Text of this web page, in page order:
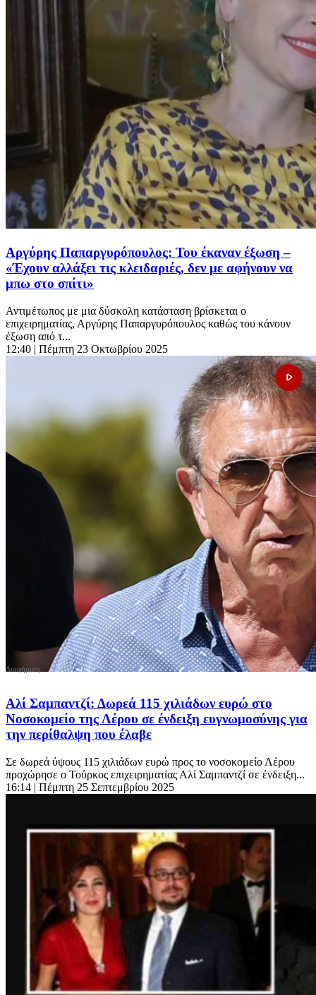
Αργύρης Παπαργυρόπουλος: Του έκαναν έξωση –
«Έχουν αλλάξει τις κλειδαριές, δεν με αφήνουν να
μπω στο σπίτι»
Αντιμέτωπος με μια δύσκολη κατάσταση βρίσκεται ο
επιχειρηματίας, Αργύρης Παπαργυρόπουλος καθώς του κάνουν
έξωση από τ...
12:40 | Πέμπτη 23 Οκτωβρίου 2025
Αλί Σαμπαντζί: Δωρεά 115 χιλιάδων ευρώ στο
Νοσοκομείο της Λέρου σε ένδειξη ευγνωμοσύνης για
την περίθαλψη που έλαβε
Σε δωρεά ύψους 115 χιλιάδων ευρώ προς το νοσοκομείο Λέρου
προχώρησε ο Τούρκος επιχειρηματίας Αλί Σαμπαντζί σε ένδειξη...
16:14 | Πέμπτη 25 Σεπτεμβρίου 2025